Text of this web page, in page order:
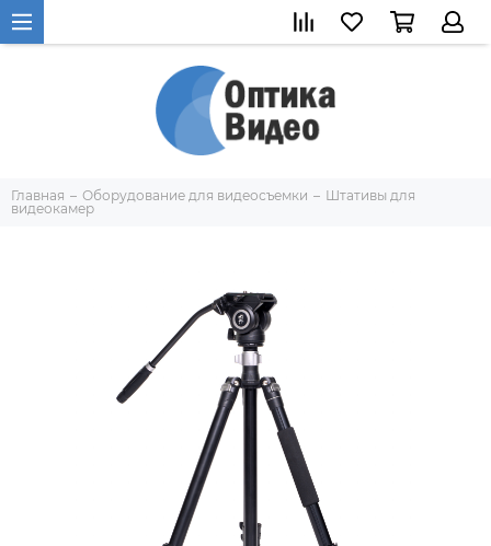
Главная Оборудование для видеосъемки
Штативы для
видеокамер